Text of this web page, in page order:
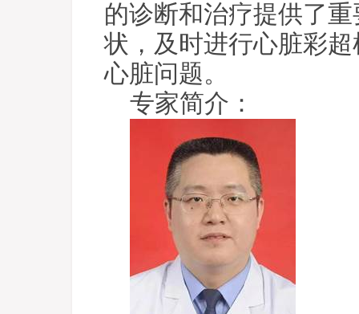
的诊断和治疗提供了
状，及时进行心脏彩
心脏问题。
专家简介：